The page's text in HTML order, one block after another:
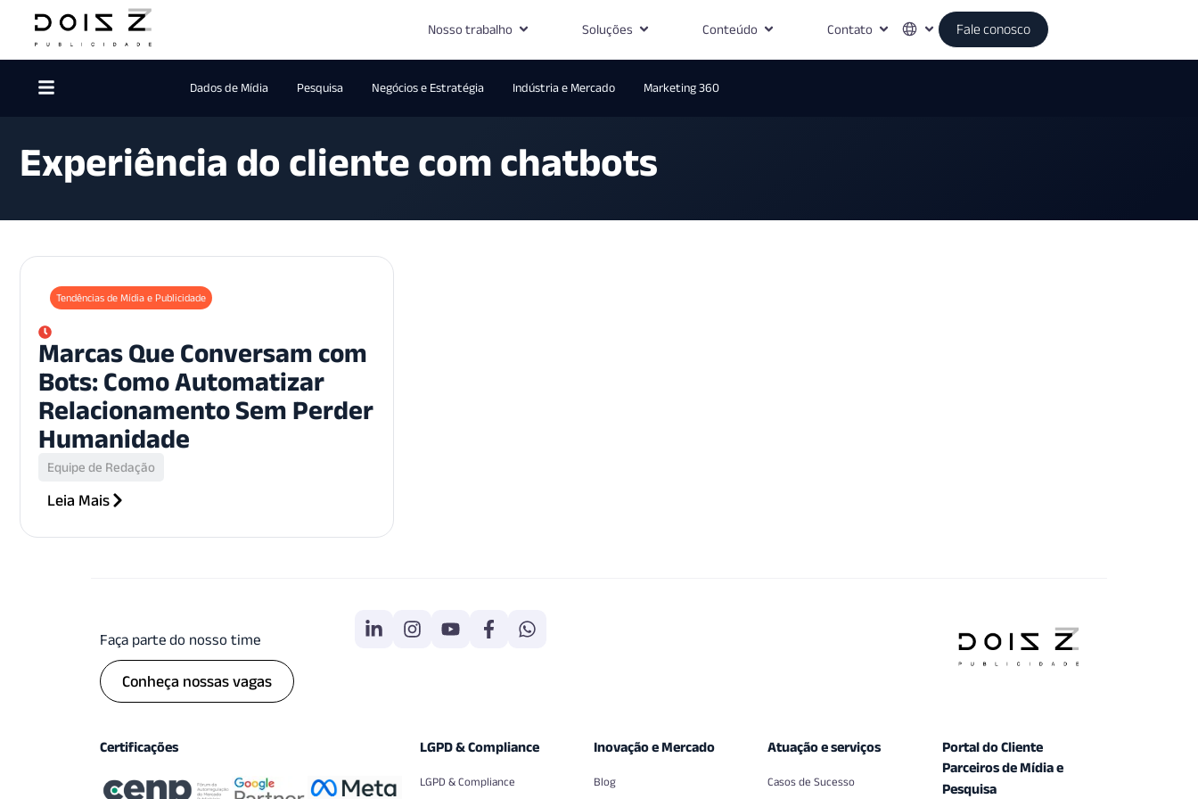
Nosso trabalho Soluções Conteúdo Contato Fale conosco
Dados de Mídia Pesquisa Negócios e Estratégia Indústria e Mercado Marketing 360
Experiência do cliente com chatbots
Tendências de Mídia e Publicidade
Marcas Que Conversam com
Bots: Como Automatizar
Relacionamento Sem Perder
Humanidade
Equipe de Redação
Leia Mais
Faça parte do nosso time
Conheça nossas vagas
Certificações LGPD & Compliance
LGPD & Compliance
Inovação e Mercado
Blog
Atuação e serviços
Casos de Sucesso
Portal do Cliente
Parceiros de Mídia e
Pesquisa